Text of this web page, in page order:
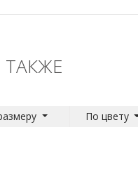
По цвету